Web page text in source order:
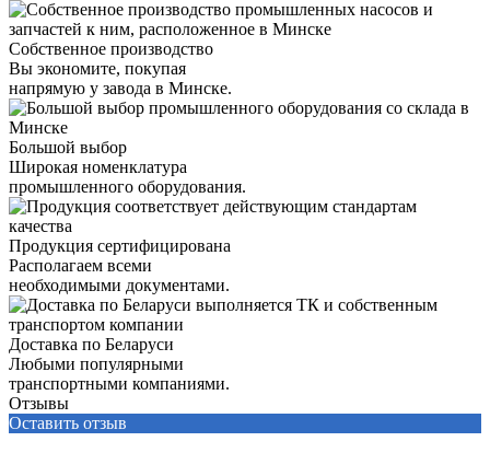
Собственное производство
Вы экономите, покупая
напрямую у завода в Минске.
Большой выбор
Широкая номенклатура
промышленного оборудования.
Продукция сертифицирована
Располагаем всеми
необходимыми документами.
Доставка по Беларуси
Любыми популярными
транспортными компаниями.
Отзывы
Оставить отзыв